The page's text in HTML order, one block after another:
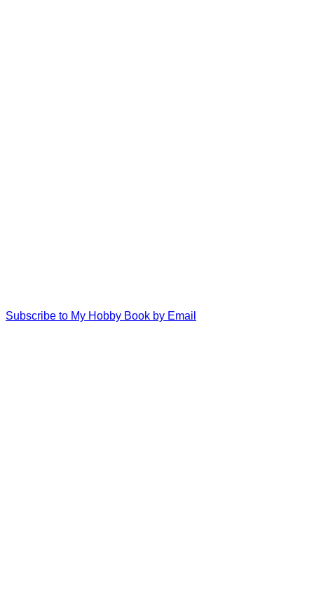
Subscribe to My Hobby Book by Email